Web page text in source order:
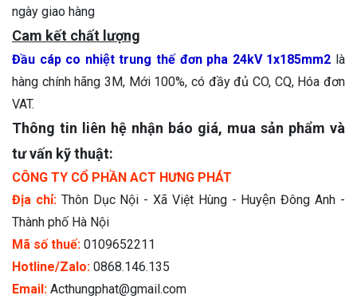
ngày giao hàng
Cam kết chất lượng
Đầu cáp co nhiệt trung thế đơn pha 24kV 1x185mm2 là
hàng chính hãng 3M, Mới 100%, có đầy đủ CO, CQ, Hóa đơn
VAT.
Thông tin liên hệ nhận báo giá, mua sản phẩm và
tư vấn kỹ thuật:
CÔNG TY CỔ PHẦN ACT HƯNG PHÁT
Địa chỉ: Thôn Dục Nội - Xã Việt Hùng - Huyện Đông Anh -
Thành phố Hà Nội
Mã số thuế: 0109652211
Hotline/Zalo: 0868.146.135
Email: Acthungphat@gmail.com